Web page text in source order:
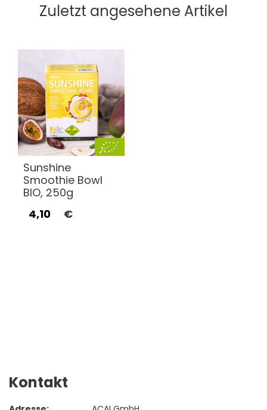
Zuletzt angesehene Artikel
Sunshine
Smoothie Bowl
BIO, 250g
4,10
€
Kontakt